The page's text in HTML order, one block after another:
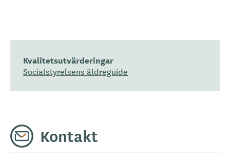
Kvalitetsutvärderingar
Socialstyrelsens äldreguide
Kontakt